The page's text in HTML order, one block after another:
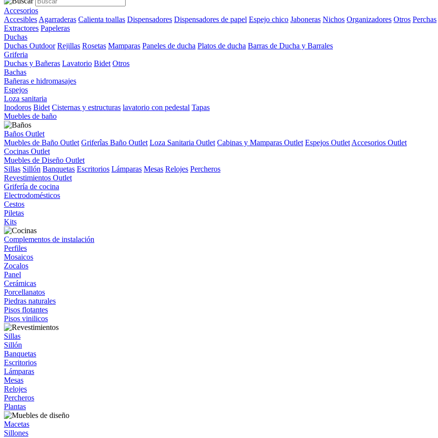
Accesorios
Accesibles Agarraderas Calienta toallas Dispensadores Dispensadores de papel Espejo chico Jaboneras Nichos Organizadores Otros Perchas
Extractores Papeleras
Duchas
Duchas Outdoor Rejillas Rosetas Mamparas Paneles de ducha Platos de ducha Barras de Ducha y Barrales
Griferia
Duchas y Bañeras Lavatorio Bidet Otros
Bachas
Bañeras e hidromasajes
Espejos
Loza sanitaria
Inodoros Bidet Cisternas y estructuras lavatorio con pedestal Tapas
Muebles de baño
Baños Outlet
Muebles de Baño Outlet Griferîas Baño Outlet Loza Sanitaria Outlet Cabinas y Mamparas Outlet Espejos Outlet Accesorios Outlet
Cocinas Outlet
Muebles de Diseño Outlet
Sillas Sillón Banquetas Escritorios Lámparas Mesas Relojes Percheros
Revestimientos Outlet
Grifería de cocina
Electrodomésticos
Cestos
Piletas
Kits
Complementos de instalación
Perfiles
Mosaicos
Zocalos
Panel
Cerámicas
Porcellanatos
Piedras naturales
Pisos flotantes
Pisos vinilicos
Sillas
Sillón
Banquetas
Escritorios
Lámparas
Mesas
Relojes
Percheros
Plantas
Macetas
Sillones